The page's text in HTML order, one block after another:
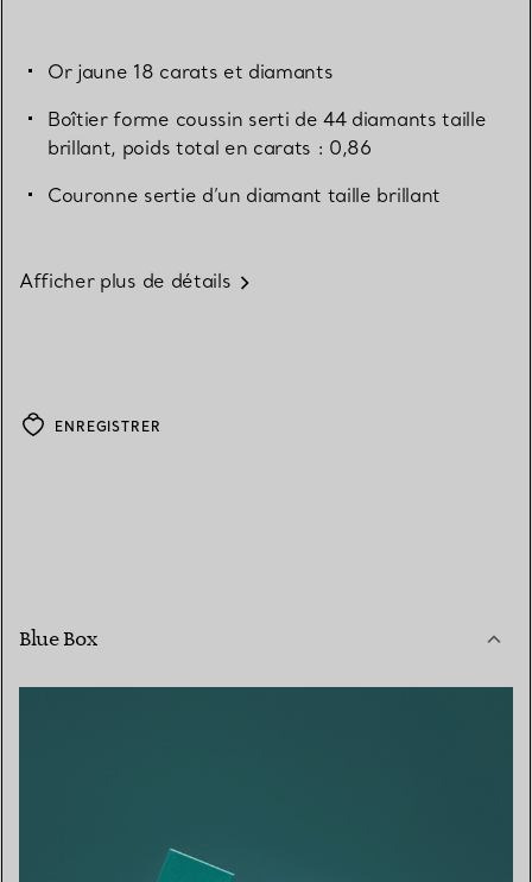
Or jaune 18 carats et diamants
Boîtier forme coussin serti de 44 diamants taille
brillant, poids total en carats : 0,86
Couronne sertie d’un diamant taille brillant
Afficher plus de détails
ENREGISTRER
Blue Box